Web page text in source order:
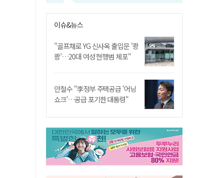
이슈&뉴스
"골프채로 YG 신사옥 출입문 '쾅
쾅'…20대 여성 현행범 체포"
안철수 "李정부 주택공급 '어닝
쇼크'…공급 포기한 대통령"